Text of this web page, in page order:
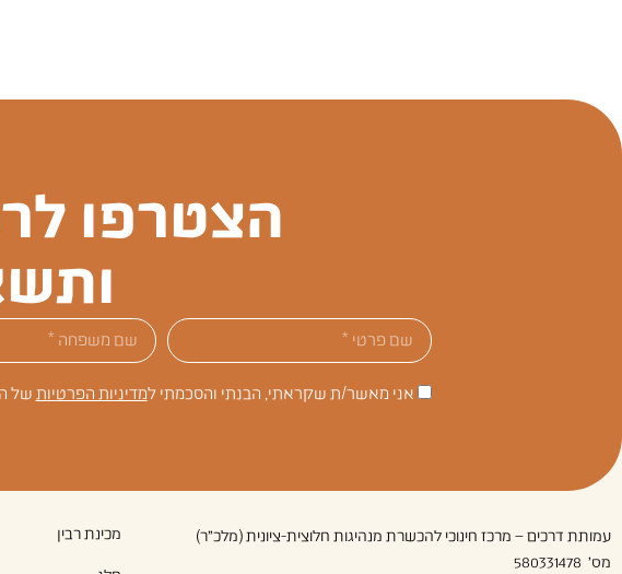
הצטרפו
אני מאשר/ת שקראתי, הבנתי והסכמתי למדיניות הפרטיות של
עמותת דרכים – מרכז חינוכי להכשרת מנהיגות חלוצית-ציונית (מלכ"ר)
מס' 580331478
מכינת רבין